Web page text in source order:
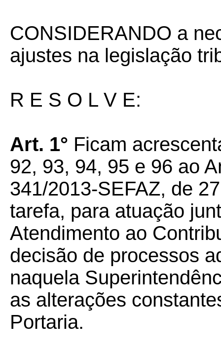
CONSIDERANDO a
ajustes na legislação
R E S O L V E:
Art. 1° Ficam
92, 93, 94, 95 e 96 ao
341/2013-SEFAZ, de
tarefa, para atuação
Atendimento ao
decisão de processos
naquela
as alterações
Portaria.